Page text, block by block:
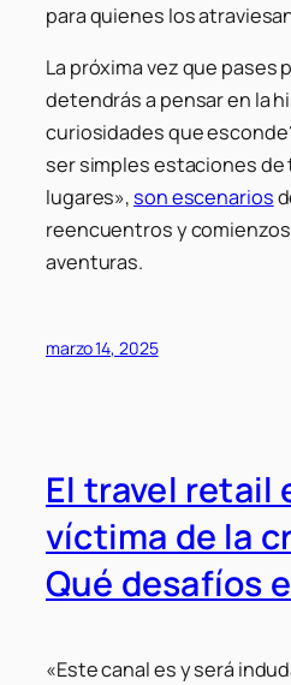
para quienes los
La próxima vez que pases
detendrás a pensar en la
curiosidades que
ser simples estaciones de
lugares», son escenarios
reencuentros y
aventuras.
marzo 14, 2025
El travel retail
víctima de la
Qué desafíos
«Este canal es y será